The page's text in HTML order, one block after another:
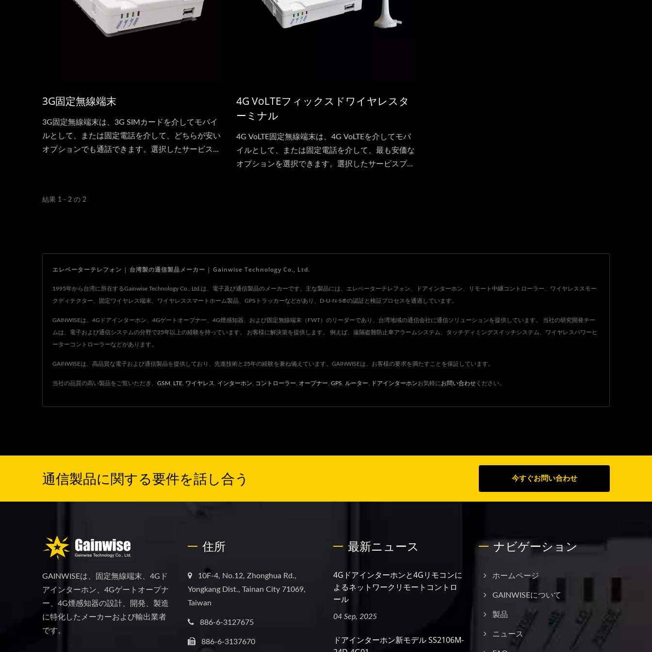
3G固定無線端末
3G固定無線端末は、3G SIMカードを介してモバイ
ルとして、または固定電話を介して、どちらが安い
オプションでも通話できます。選択したサービスプ
4G VoLTEフィックスドワイヤレスタ
ーミナル
4G VoLTE固定無線端末は、4G VoLTEを介してモバ
イルとして、または固定電話を介して、最も安価な
オプションを選択できます。選択したサービスプロ
結果 1 - 2 の 2
エレベーターテレフォン | 台湾製の通信製品メーカー | Gainwise Technology Co., Ltd.
1995年から台湾に所在するGainwise Technology Co., Ltd.は、電子及び通信製品のメーカーです。主な製品には、エレベーターテレフォン、ドアインターホン、リモート中継コントローラー、ワイヤレススモー
クディテクター、固定ワイヤレス端末、ワイヤレススマートホーム製品、GPSトラッカーなどがあり、D-U-N-S®の認証と検証プロセスを通過しています。
GAINWISEは、4Gドアインターホン、4Gゲートオープナー、4G煙感知器、および固定無線端末（FWT）のリーダーであり、台湾地域の通信会社に通信ソリューションを提供しています。 当社の研究開発チー
ムは、電子および通信システムの分野で25年以上の経験を持っています。 お客様に解決策を提供します。 例えば、遠隔盗難防止車アラームシステム、タッチディミングスイッチシステム、ワイヤレスパワーヒ
ーターコントローラーなどがあります。
GAINWISEは、高品質な電子および通信製品を提供しており、先進技術と25年の経験を兼ね備えています。GAINWISEは、お客様の要求を満たすことを保証しています。
当社の品質の高い製品をご覧いただき、 GSM LTE ワイヤレス インターホン コントローラー オープナー GPS ルーター ドアインターホンお気軽にお問い合わせ ください。
通信製品に関する要件を話し合う 今すぐお問い合わせ
GAINWISEは、固定無線端末、4Gド
アインターホン、4Gゲートオープナ
ー、4G煙感知器の設計、開発、製造
に特化したメーカーおよび輸出業者
です。
住所
10F-4, No.12, Zhonghua Rd.,
Yongkang Dist., Tainan City 71069,
Taiwan
886-6-3127675
886-6-3137670
最新ニュース
4Gドアインターホンと4Gリモコンに
よるネットワークリモートコントロ
ール
04 Sep, 2025
ドアインターホン新モデル SS2106M-
ナビゲーション
ホームページ
GAINWISEについて
製品
ニュース